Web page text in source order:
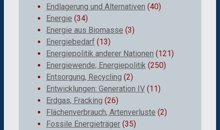
Endlagerung und Alternativen (40)
Energie (34)
Energie aus Biomasse (3)
Energiebedarf (13)
Energiepolitik anderer Nationen (121)
Energiewende; Energiepolitik (250)
Entsorgung, Recycling (2)
Entwicklungen: Generation IV (11)
Erdgas, Fracking (26)
Flächenverbrauch, Artenverluste (2)
Fossile Energieträger (35)